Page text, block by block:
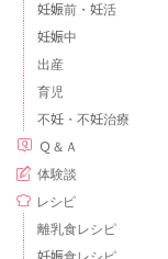
妊娠前・妊活
妊娠中
出産
育児
不妊・不妊治療
Ｑ＆Ａ
体験談
レシピ
離乳食レシピ